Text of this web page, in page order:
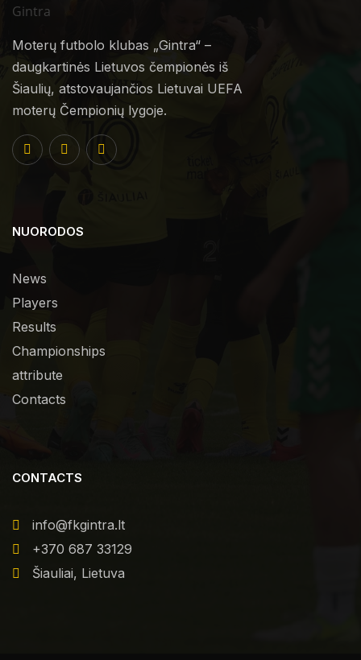
Moterų futbolo klubas „Gintra“ –
daugkartinės Lietuvos čempionės iš
Šiaulių, atstovaujančios Lietuvai UEFA
moterų Čempionių lygoje.
NUORODOS
News
Players
Results
Championships
attribute
Contacts
CONTACTS
info@fkgintra.lt
+370 687 33129
Šiauliai, Lietuva